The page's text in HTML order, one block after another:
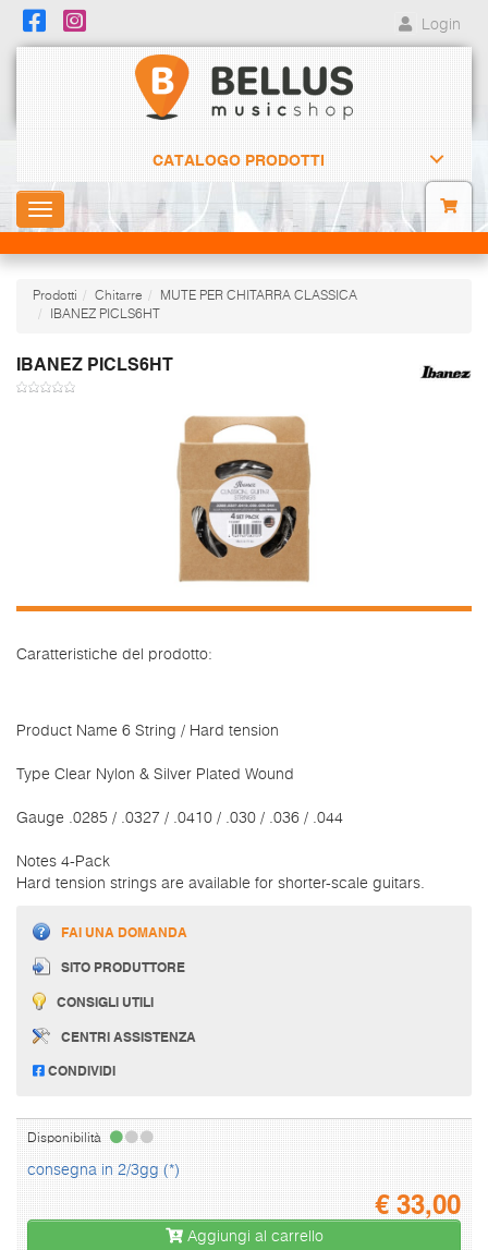
Login
CATALOGO PRODOTTI
Toggle
navigation
Prodotti Chitarre
MUTE PER CHITARRA CLASSICA
IBANEZ PICLS6HT
IBANEZ PICLS6HT
Caratteristiche del prodotto:
Product Name 6 String / Hard tension
Type Clear Nylon & Silver Plated Wound
Gauge .0285 / .0327 / .0410 / .030 / .036 / .044
Notes 4-Pack
Hard tension strings are available for shorter-scale guitars.
FAI UNA DOMANDA
SITO PRODUTTORE
CONSIGLI UTILI
CENTRI ASSISTENZA
CONDIVIDI
Disponibilità
consegna in 2/3gg (*)
€33,00
Aggiungi al carrello